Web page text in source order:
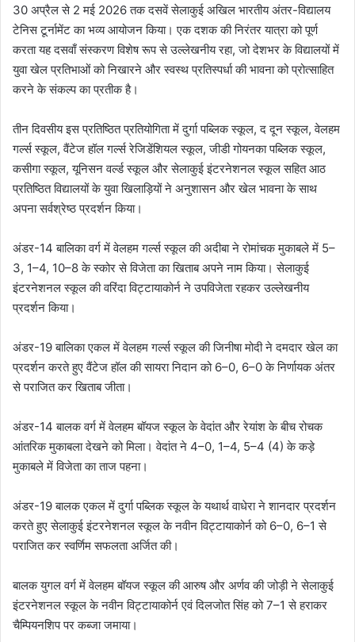
30 अप्रैल से 2 मई 2026 तक दसवें सेलाकुई अखिल भारतीय अंतर-विद्यालय
टेनिस टूर्नामेंट का भव्य आयोजन किया। एक दशक की निरंतर यात्रा को पूर्ण
करता यह दसवाँ संस्करण विशेष रूप से उल्लेखनीय रहा, जो देशभर के विद्यालयों में
युवा खेल प्रतिभाओं को निखारने और स्वस्थ प्रतिस्पर्धा की भावना को प्रोत्साहित
करने के संकल्प का प्रतीक है।
तीन दिवसीय इस प्रतिष्ठित प्रतियोगिता में दुर्गा पब्लिक स्कूल, द दून स्कूल, वेलहम
गर्ल्स स्कूल, वैंटेज हॉल गर्ल्स रेजिडेंशियल स्कूल, जीडी गोयनका पब्लिक स्कूल,
कसीगा स्कूल, यूनिसन वर्ल्ड स्कूल और सेलाकुई इंटरनेशनल स्कूल सहित आठ
प्रतिष्ठित विद्यालयों के युवा खिलाड़ियों ने अनुशासन और खेल भावना के साथ
अपना सर्वश्रेष्ठ प्रदर्शन किया।
अंडर-14 बालिका वर्ग में वेलहम गर्ल्स स्कूल की अदीबा ने रोमांचक मुकाबले में 5–
3, 1–4, 10–8 के स्कोर से विजेता का खिताब अपने नाम किया। सेलाकुई
इंटरनेशनल स्कूल की वरिंदा विट्टायाकोर्न ने उपविजेता रहकर उल्लेखनीय
प्रदर्शन किया।
अंडर-19 बालिका एकल में वेलहम गर्ल्स स्कूल की जिनीषा मोदी ने दमदार खेल का
प्रदर्शन करते हुए वैंटेज हॉल की सायरा निदान को 6–0, 6–0 के निर्णायक अंतर
से पराजित कर खिताब जीता।
अंडर-14 बालक वर्ग में वेलहम बॉयज स्कूल के वेदांत और रेयांश के बीच रोचक
आंतरिक मुकाबला देखने को मिला। वेदांत ने 4–0, 1–4, 5–4 (4) के कड़े
मुकाबले में विजेता का ताज पहना।
अंडर-19 बालक एकल में दुर्गा पब्लिक स्कूल के यथार्थ वाधेरा ने शानदार प्रदर्शन
करते हुए सेलाकुई इंटरनेशनल स्कूल के नवीन विट्टायाकोर्न को 6–0, 6–1 से
पराजित कर स्वर्णिम सफलता अर्जित की।
बालक युगल वर्ग में वेलहम बॉयज स्कूल की आरुष और अर्णव की जोड़ी ने सेलाकुई
इंटरनेशनल स्कूल के नवीन विट्टायाकोर्न एवं दिलजोत सिंह को 7–1 से हराकर
चैम्पियनशिप पर कब्जा जमाया।